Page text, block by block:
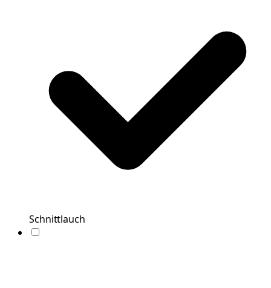
Schnittlauch